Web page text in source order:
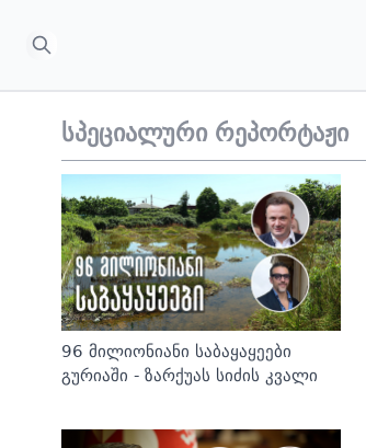
სპეციალური რეპორტაჟი
96 მილიონიანი საბაყაყეები
გურიაში - ზარქუას სიძის კვალი